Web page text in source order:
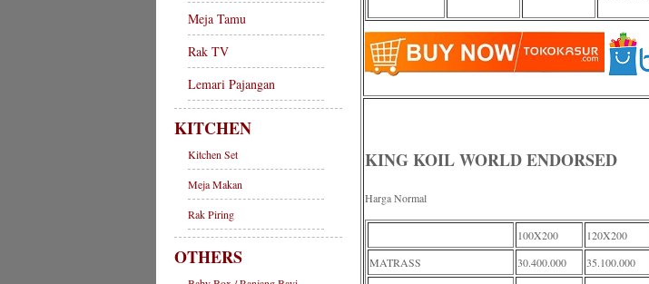
Meja Tamu
Rak TV
Lemari Pajangan
KITCHEN
Kitchen Set
Meja Makan
Rak Piring
OTHERS
KING KOIL WORLD ENDORSED
Harga Normal
100X200 120X200
MATRASS
30.400.000 35.100.000